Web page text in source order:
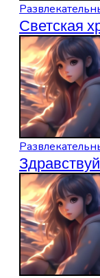
Светская